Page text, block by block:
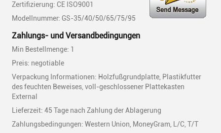
Zertifizierung: CE ISO9001
Modellnummer: GS-35/40/50/65/75/95
Zahlungs- und Versandbedingungen
Min Bestellmenge: 1
Preis: negotiable
Verpackung Informationen: Holzfußgrundplatte, Plastikfutter
des feuchten Beweises, voll-geschlossener Plattekasten
External
Lieferzeit: 45 Tage nach Zahlung der Ablagerung
Zahlungsbedingungen: Western Union, MoneyGram, L/C, T/T